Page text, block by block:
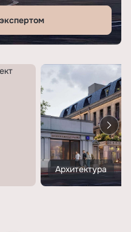
Архитектура